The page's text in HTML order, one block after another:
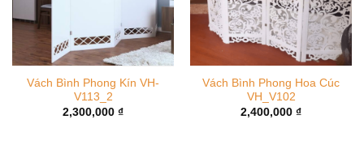
Vách Bình Phong Kín VH-
V113_2
2,300,000 ₫
Vách Bình Phong Hoa Cúc
VH_V102
2,400,000 ₫